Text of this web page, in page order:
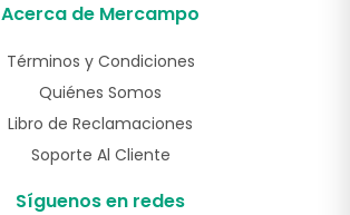
Acerca de Mercampo
Términos y Condiciones
Quiénes Somos
Libro de Reclamaciones
Soporte Al Cliente
Síguenos en redes